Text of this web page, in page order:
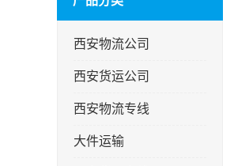
西安物流公司
西安货运公司
西安物流专线
大件运输